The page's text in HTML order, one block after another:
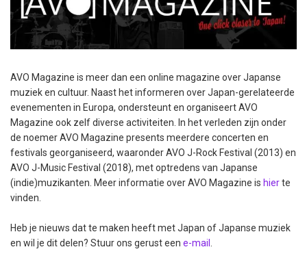
AVO Magazine is meer dan een online magazine over Japanse
muziek en cultuur. Naast het informeren over Japan-gerelateerde
evenementen in Europa, ondersteunt en organiseert AVO
Magazine ook zelf diverse activiteiten. In het verleden zijn onder
de noemer AVO Magazine presents meerdere concerten en
festivals georganiseerd, waaronder AVO J-Rock Festival (2013) en
AVO J-Music Festival (2018), met optredens van Japanse
(indie)muzikanten. Meer informatie over AVO Magazine is hierte
vinden.
Heb je nieuws dat te maken heeft met Japan of Japanse muziek
en wil je dit delen? Stuur ons gerust een e-mail